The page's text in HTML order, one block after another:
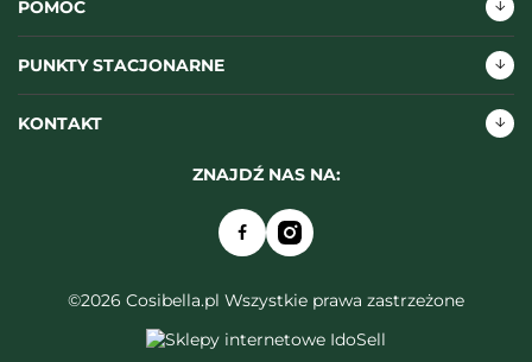
POMOC
PUNKTY STACJONARNE
KONTAKT
ZNAJDŹ NAS NA:
©2026 Cosibella.pl Wszystkie prawa zastrzeżone